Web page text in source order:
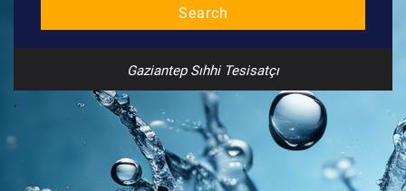
Search
Gaziantep Sıhhi Tesisatçı
,